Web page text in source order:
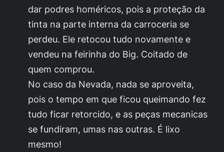
dar podres homéricos, pois a proteção da
tinta na parte interna da carroceria se
perdeu. Ele retocou tudo novamente e
vendeu na feirinha do Big. Coitado de
quem comprou.
No caso da Nevada, nada se aproveita,
pois o tempo em que ficou queimando fez
tudo ficar retorcido, e as peças mecanicas
se fundiram, umas nas outras. É lixo
mesmo!